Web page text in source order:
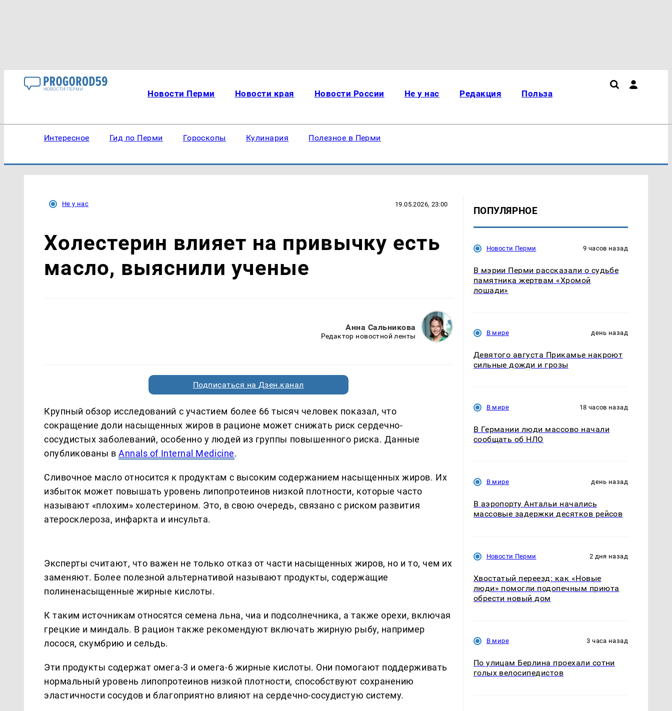
Новости Перми Новости края Новости России Не у нас Редакция Польза
Интересное Гид по Перми Гороскопы Кулинария Полезное в Перми
Не у нас 19.05.2026, 23:00
Холестерин влияет на привычку есть
масло, выяснили ученые
Анна Сальникова
Редактор новостной ленты
Подписаться на Дзен.канал
Крупный обзор исследований с участием более 66 тысяч человек показал, что
сокращение доли насыщенных жиров в рационе может снижать риск сердечно-
сосудистых заболеваний, особенно у людей из группы повышенного риска. Данные
опубликованы вAnnals of Internal Medicine.
Сливочное масло относится к продуктам с высоким содержанием насыщенных жиров. Их
избыток может повышать уровень липопротеинов низкой плотности, которые часто
называют «плохим» холестерином. Это, в свою очередь, связано с риском развития
атеросклероза, инфаркта и инсульта.
Эксперты считают, что важен не только отказ от части насыщенных жиров, но и то, чем их
заменяют. Более полезной альтернативой называют продукты, содержащие
полиненасыщенные жирные кислоты.
К таким источникам относятся семена льна, чиа и подсолнечника, а также орехи, включая
грецкие и миндаль. В рацион также рекомендуют включать жирную рыбу, например
лосося, скумбрию и сельдь.
Эти продукты содержат омега-3 и омега-6 жирные кислоты. Они помогают поддерживать
нормальный уровень липопротеинов низкой плотности, способствуют сохранению
эластичности сосудов и благоприятно влияют на сердечно-сосудистую систему.
ПОПУЛЯРНОЕ
Новости Перми 9 часов назад
В мэрии Перми рассказали о судьбе
памятника жертвам «Хромой
лошади»
В мире день назад
Девятого августа Прикамье накроют
сильные дожди и грозы
В мире 18 часов назад
В Германии люди массово начали
сообщать об НЛО
В мире день назад
В аэропорту Антальи начались
массовые задержки десятков рейсов
Новости Перми 2 дня назад
Хвостатый переезд: как «Новые
люди» помогли подопечным приюта
обрести новый дом
В мире 3 часа назад
По улицам Берлина проехали сотни
голых велосипедистов